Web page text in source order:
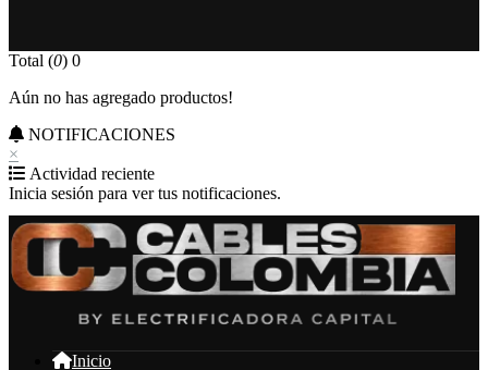
Total (0) 0
Aún no has agregado productos!
NOTIFICACIONES
×
Actividad reciente
Inicia sesión para ver tus notificaciones.
Inicio